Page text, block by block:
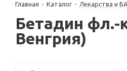
Главная - Каталог - Лекарства и
Бетадин фл.-
Венгрия)